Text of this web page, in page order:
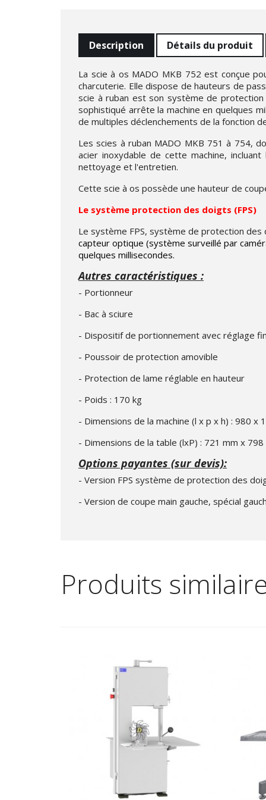
Description Détails du produit
La scie à os MADO MKB 752 est conçue
charcuterie. Elle dispose de hauteurs de
scie à ruban est son système de
sophistiqué arrête la machine en quelques
de multiples déclenchements de la fonction
Les scies à ruban MADO MKB 751 à 754,
acier inoxydable de cette machine,
nettoyage et l'entretien.
Cette scie à os possède une hauteur de
Le système protection des doigts (FPS)
Le système FPS, système de protection
capteur optique (système surveillé par
quelques millisecondes.
Autres caractéristiques :
- Portionneur
- Bac à sciure
- Dispositif de portionnement avec réglage
- Poussoir de protection amovible
- Protection de lame réglable en hauteur
- Poids : 170 kg
- Dimensions de la machine (l x p x h) : 980 x
- Dimensions de la table (lxP) : 721 mm x 798
Options payantes (sur devis):
- Version FPS système de protection des
- Version de coupe main gauche, spécial
Produits